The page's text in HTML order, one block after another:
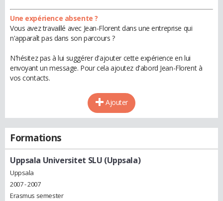
Une expérience absente ?
Vous avez travaillé avec Jean-Florent dans une entreprise qui
n'apparaît pas dans son parcours ?
N'hésitez pas à lui suggérer d'ajouter cette expérience en lui
envoyant un message. Pour cela ajoutez d'abord Jean-Florent à
vos contacts.
Ajouter
Formations
Uppsala Universitet SLU (Uppsala)
Uppsala
2007 - 2007
Erasmus semester